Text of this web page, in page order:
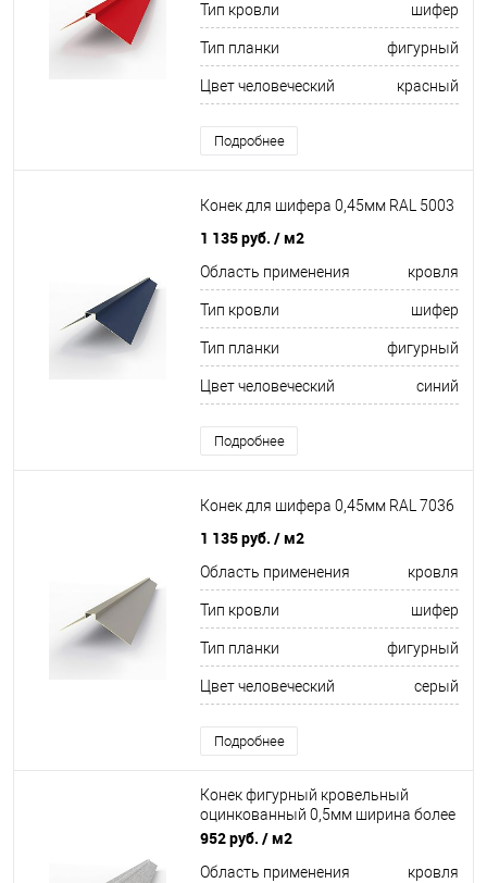
Тип кровли шифер
Тип планки фигурный
Цвет человеческий красный
Подробнее
Конек для шифера 0,45мм RAL 5003
1 135 руб. / м2
Область применения кровля
Тип кровли шифер
Тип планки фигурный
Цвет человеческий синий
Подробнее
Конек для шифера 0,45мм RAL 7036
1 135 руб. / м2
Область применения кровля
Тип кровли шифер
Тип планки фигурный
Цвет человеческий серый
Подробнее
Конек фигурный кровельный
оцинкованный 0,5мм ширина более
625 мм
952 руб. / м2
Область применения кровля